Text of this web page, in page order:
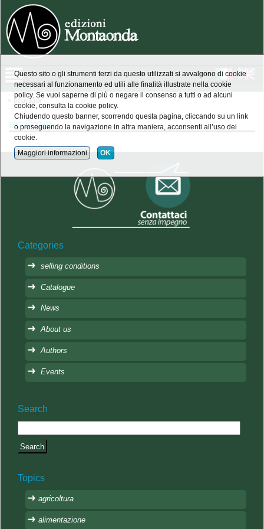
» ecologia
ecologia
Categories
selling conditions
Catalogue
News
About us
Authors
Events
Search
Topics
agricoltura
alimentazione
Questo sito o gli strumenti terzi da questo utilizzati si avvalgono di cookie
necessari al funzionamento ed utili alle finalità illustrate nella cookie
policy. Se vuoi saperne di più o negare il consenso a tutti o ad alcuni
cookie, consulta la cookie policy.
Chiudendo questo banner, scorrendo questa pagina, cliccando su un link
o proseguendo la navigazione in altra maniera, acconsenti all’uso dei
cookie.
Maggiori informazioni OK